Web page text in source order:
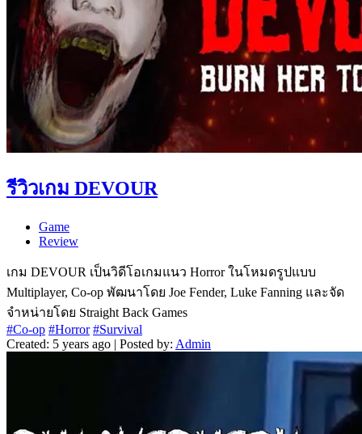
รีวิวเกม DEVOUR
Game
Review
เกม DEVOUR เป็นวิดีโอเกมแนว Horror ในโหมดรูปแบบ
Multiplayer, Co-op พัฒนาโดย Joe Fender, Luke Fanning และจัด
จำหน่ายโดย Straight Back Games
#Co-op #Horror #Survival
Created: 5 years ago | Posted by: Admin